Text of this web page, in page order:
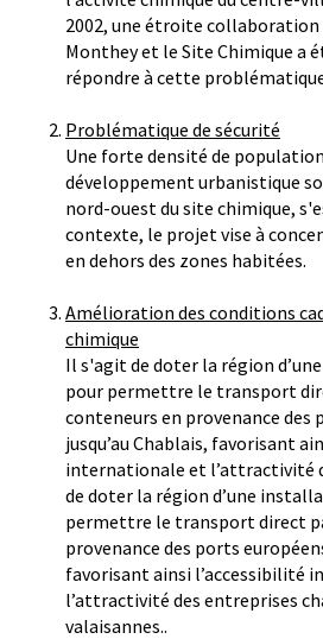
2002, une étroite collaboration
Monthey et le Site Chimique a
répondre à cette
Problématique de sécurité
Une forte densité de
développement urbanistique
nord-ouest du site chimique,
contexte, le projet vise à
en dehors des zones habitées.
Amélioration des conditions
chimique
Il s'agit de doter la région
pour permettre le transport
conteneurs en provenance des
jusqu’au Chablais, favorisant
internationale et l’attractivité
de doter la région d’une
permettre le transport direct
provenance des ports
favorisant ainsi l’accessibilité
l’attractivité des entreprises
valaisannes..